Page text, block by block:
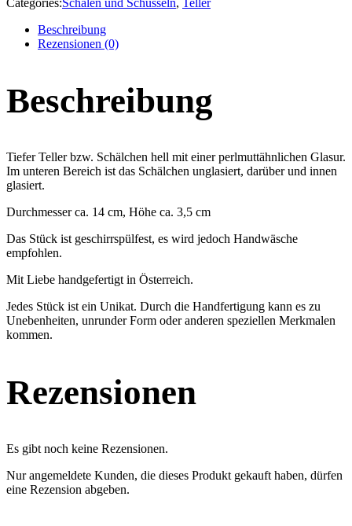
Beschreibung
Rezensionen (0)
Beschreibung
Tiefer Teller bzw. Schälchen hell mit einer perlmuttähnlichen Glasur.
Im unteren Bereich ist das Schälchen unglasiert, darüber und innen
glasiert.
Durchmesser ca. 14 cm, Höhe ca. 3,5 cm
Das Stück ist geschirrspülfest, es wird jedoch Handwäsche
empfohlen.
Mit Liebe handgefertigt in Österreich.
Jedes Stück ist ein Unikat. Durch die Handfertigung kann es zu
Unebenheiten, unrunder Form oder anderen speziellen Merkmalen
kommen.
Rezensionen
Es gibt noch keine Rezensionen.
Nur angemeldete Kunden, die dieses Produkt gekauft haben, dürfen
eine Rezension abgeben.